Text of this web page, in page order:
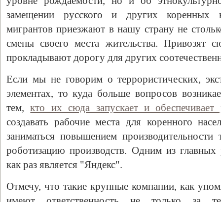
замещении русского и других коренных
мигрантов приезжают в нашу страну не
смены своего места жительства.
прокладывают дорогу для других
Если мы не говорим о террористических,
элементах, то куда больше вопросов
тем,кто их сюда запускает и обеспечивает
создавать рабочие места для коренного
заниматься повышением производительности
роботизацию производств. Одним из главных
как раз является "Яндекс".
Отмечу, что такие крупные компании, как